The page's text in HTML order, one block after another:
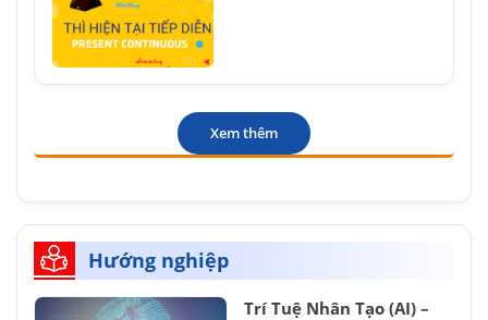
Xem thêm
Hướng nghiệp
Trí Tuệ Nhân Tạo (AI) –